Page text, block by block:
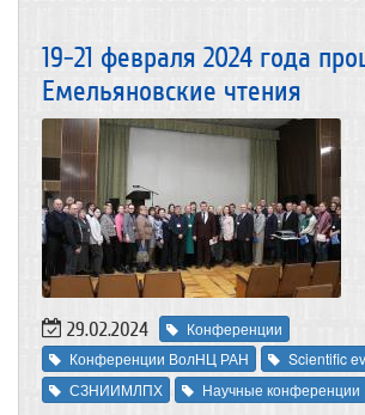
19-21 февраля 2024 года
Емельяновские чтения
29.02.2024
Конференции
Конференции ВолНЦ РАН
Scientific
СЗНИИМЛПХ
Научные конференции